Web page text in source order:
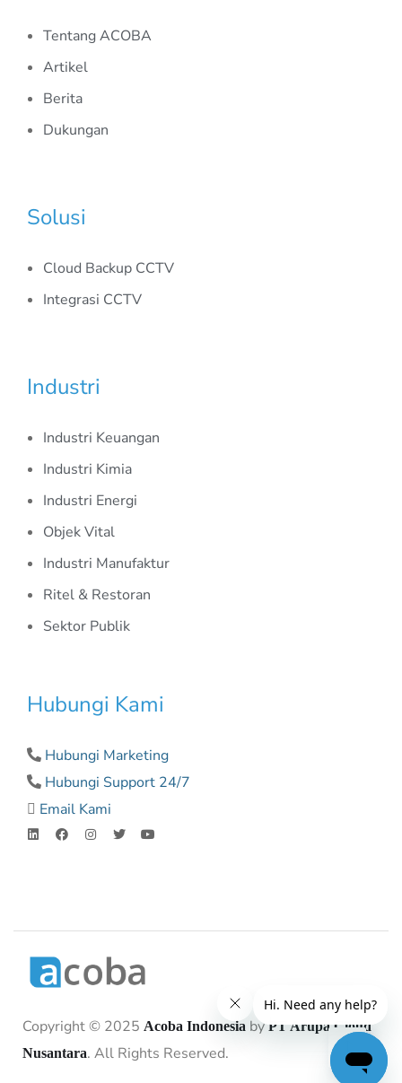
Tentang ACOBA
Artikel
Berita
Dukungan
Solusi
Cloud Backup CCTV
Integrasi CCTV
Industri
Industri Keuangan
Industri Kimia
Industri Energi
Objek Vital
Industri Manufaktur
Ritel & Restoran
Sektor Publik
Hubungi Kami
Hubungi Marketing
Hubungi Support 24/7
Email Kami
Copyright © 2025 Acoba Indonesia byPT Arupa Cloud
Nusantara. All Rights Reserved.